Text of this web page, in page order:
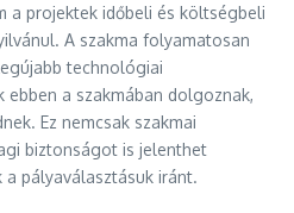
a projektek időbeli és költségbeli
A szakma folyamatosan
technológiai
ebben a szakmában dolgoznak,
Ez nemcsak szakmai
biztonságot is jelenthet
pályaválasztásuk iránt.